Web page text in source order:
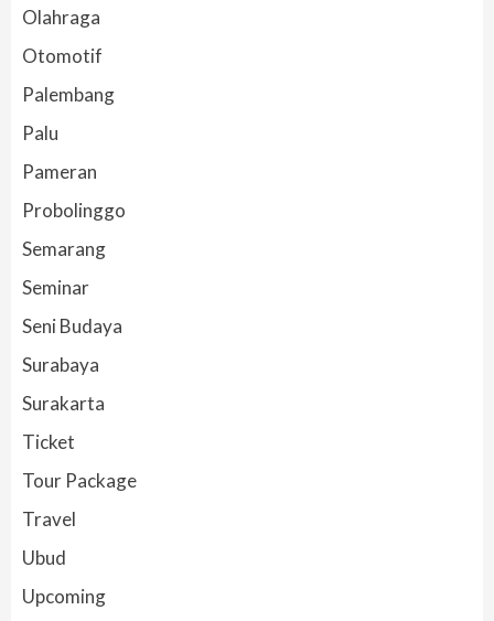
Olahraga
Otomotif
Palembang
Palu
Pameran
Probolinggo
Semarang
Seminar
Seni Budaya
Surabaya
Surakarta
Ticket
Tour Package
Travel
Ubud
Upcoming